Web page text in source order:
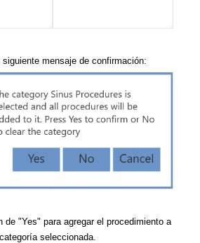
mensaje de confirmación:
de "Yes" para agregar el procedimiento a
seleccionada.